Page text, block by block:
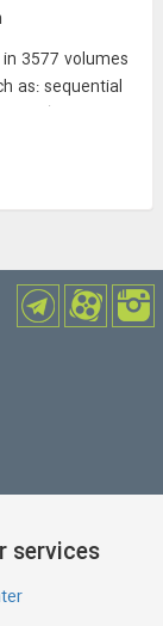
3577 volumes
as: sequential
translations in
Exegesis and
services